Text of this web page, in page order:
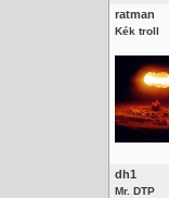
ratman
Kék troll
dh1
Mr. DTP